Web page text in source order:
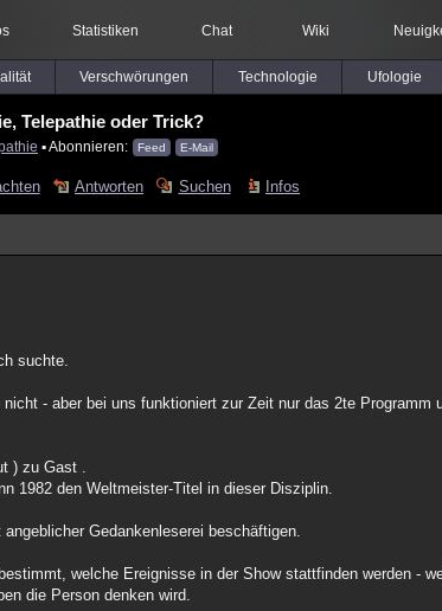
Statistiken Chat Wiki
Verschwörungen Technologie Ufologie
Telepathie oder Trick?
▪ Abonnieren: Feed E-Mail
Antworten Suchen Infos
suchte.
- aber bei uns funktioniert zur Zeit nur das 2te Programm
) zu Gast .
1982 den Weltmeister-Titel in dieser Disziplin.
Gedankenleserei beschäftigen.
welche Ereignisse in der Show stattfinden werden -
die Person denken wird.